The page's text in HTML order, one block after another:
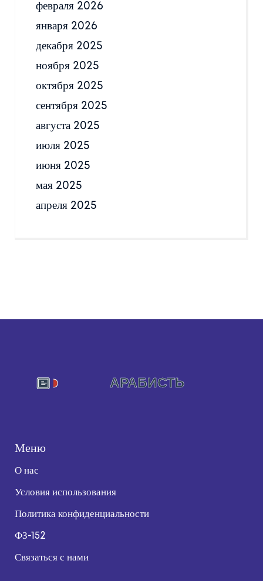
февраля 2026
января 2026
декабря 2025
ноября 2025
октября 2025
сентября 2025
августа 2025
июля 2025
июня 2025
мая 2025
апреля 2025
Меню
О нас
Условия использования
Политика конфиденциальности
ФЗ-152
Связаться с нами